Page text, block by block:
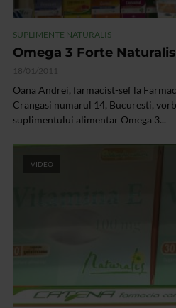
SUPLIMENTE NATURALIS
Omega 3 Forte Naturalis
18/01/2011
Oana Andrei, farmacist-sef la
Crangasi numarul 14, Bucuresti,
suplimentului alimentar Omega 3...
VIDEO